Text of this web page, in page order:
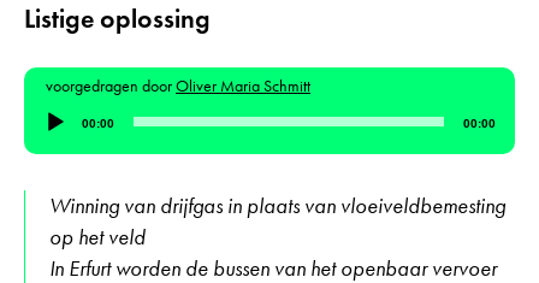
Listige oplossing
voorgedragen doorOliver Maria Schmitt
Audiospeler
00:00 00:00
Winning van drijfgas in plaats van vloeiveldbemesting
op het veld
In Erfurt worden de bussen van het openbaar vervoer